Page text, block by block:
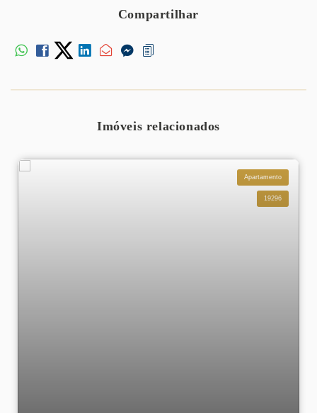
Compartilhar
Imóveis relacionados
Apartamento
19296